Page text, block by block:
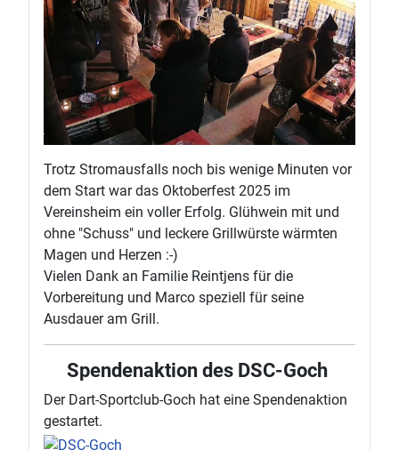
Trotz Stromausfalls noch bis wenige Minuten vor
dem Start war das Oktoberfest 2025 im
Vereinsheim ein voller Erfolg. Glühwein mit und
ohne "Schuss" und leckere Grillwürste wärmten
Magen und Herzen :-)
Vielen Dank an Familie Reintjens für die
Vorbereitung und Marco speziell für seine
Ausdauer am Grill.
Spendenaktion des DSC-Goch
Der Dart-Sportclub-Goch hat eine Spendenaktion
gestartet.